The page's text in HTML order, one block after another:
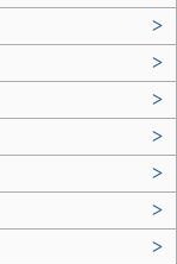
>
>
>
>
>
>
>